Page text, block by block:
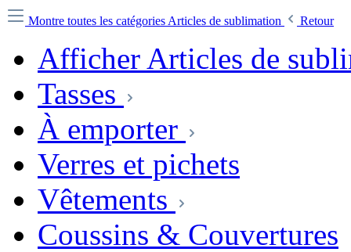
Montre toutes les catégories Articles de sublimation Retour
Afficher Articles de
Tasses
À emporter
Verres et pichets
Vêtements
Coussins & Couvertures